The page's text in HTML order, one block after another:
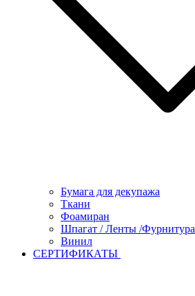
Бумага для декупажа
Ткани
Фоамиран
Шпагат / Ленты /Фурнитура
Винил
СЕРТИФИКАТЫ